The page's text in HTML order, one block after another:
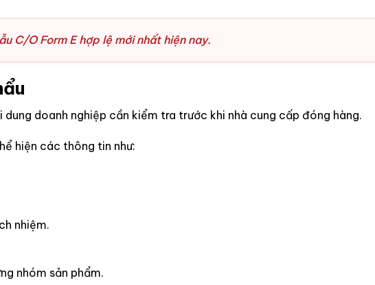
C/O Form E hợp lệ mới nhất hiện nay.
dung doanh nghiệp cần kiểm tra trước khi nhà cung cấp đóng hàng.
hiện các thông tin như:
nhiệm.
nhóm sản phẩm.